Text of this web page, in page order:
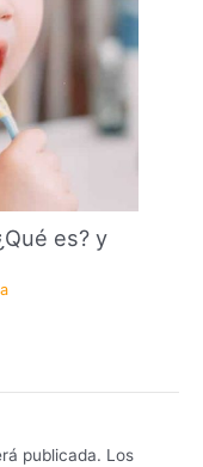
es? y
publicada. Los